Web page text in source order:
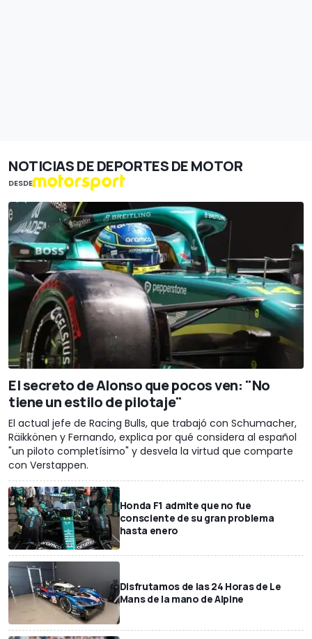
NOTICIAS DE DEPORTES DE MOTOR
DESDE
El secreto de Alonso que pocos ven: "No
tiene un estilo de pilotaje"
El actual jefe de Racing Bulls, que trabajó con Schumacher,
Räikkönen y Fernando, explica por qué considera al español
"un piloto completísimo" y desvela la virtud que comparte
con Verstappen.
Honda F1 admite que no fue
consciente de su gran problema
hasta enero
Disfrutamos de las 24 Horas de Le
Mans de la mano de Alpine